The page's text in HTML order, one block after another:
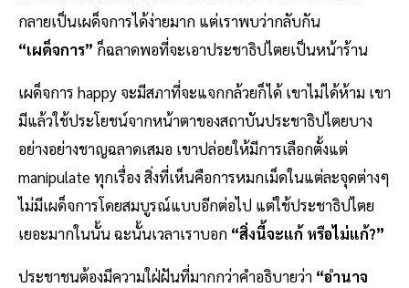
กลายเป็นเผด็จการได้ง่ายมาก แต่เราพบว่ากลับกัน
“เผด็จการ” ก็ฉลาดพอที่จะเอาประชาธิปไตยเป็นหน้าร้าน
เผด็จการ happy จะมีสภาที่จะแจกกล้วยก็ได้ เขาไม่ได้ห้าม เขา
มีแล้วใช้ประโยชน์จากหน้าตาของสถาบันประชาธิปไตยบาง
อย่างอย่างชาญฉลาดเสมอ เขาปล่อยให้มีการเลือกตั้งแต่
manipulate ทุกเรื่อง สิ่งที่เห็นคือการหมกเม็ดในแต่ละจุดต่างๆ
ไม่มีเผด็จการโดยสมบูรณ์แบบอีกต่อไป แต่ใช้ประชาธิปไตย
เยอะมากในนั้น ฉะนั้นเวลาเราบอก “สิ่งนี้จะแก้ หรือไม่แก้?”
ประชาชนต้องมีความใฝ่ฝันที่มากกว่าคำอธิบายว่า “อำนาจ